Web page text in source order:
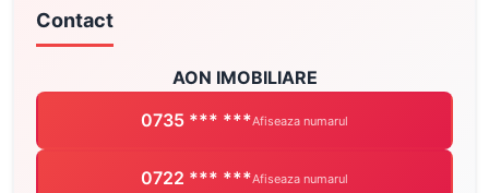
Contact
AON IMOBILIARE
0735 *** ***Afiseaza numarul
0722 *** ***Afiseaza numarul